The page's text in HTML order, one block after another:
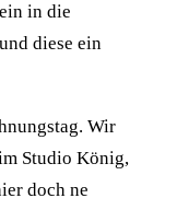
in die
diese ein
Wir
Studio König,
doch ne